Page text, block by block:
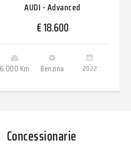
AUDI - Advanced
€ 18.600
6.000 Km Benzina 2022
Concessionarie